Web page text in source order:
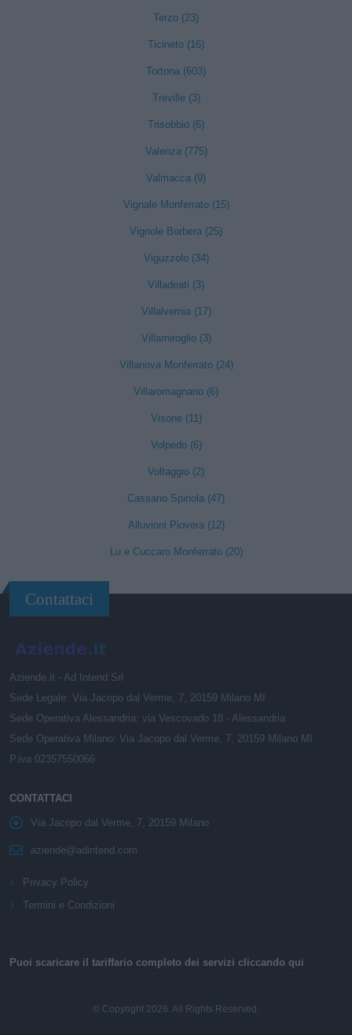
Terzo (23)
Ticineto (16)
Tortona (603)
Treville (3)
Trisobbio (6)
Valenza (775)
Valmacca (9)
Vignale Monferrato (15)
Vignole Borbera (25)
Viguzzolo (34)
Villadeati (3)
Villalvernia (17)
Villamiroglio (3)
Villanova Monferrato (24)
Villaromagnano (6)
Visone (11)
Volpedo (6)
Voltaggio (2)
Cassano Spinola (47)
Alluvioni Piovera (12)
Lu e Cuccaro Monferrato (20)
Contattaci
Aziende.it - Ad Intend Srl
Sede Legale: Via Jacopo dal Verme, 7, 20159 Milano MI
Sede Operativa Alessandria: via Vescovado 18 - Alessandria
Sede Operativa Milano: Via Jacopo dal Verme, 7, 20159 Milano MI
P.iva 02357550066
CONTATTACI
Via Jacopo dal Verme, 7, 20159 Milano
aziende@adintend.com
Privacy Policy
Termini e Condizioni
Puoi scaricare il tariffario completo dei servizi cliccando qui
© Copyright 2026. All Rights Reserved.